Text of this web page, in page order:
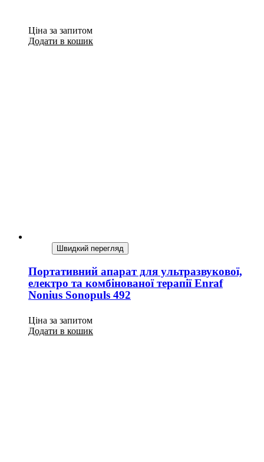
Ціна за запитом
Додати в кошик
Швидкий перегляд
Портативний апарат для ультразвукової,
електро та комбінованої терапії Enraf
Nonius Sonopuls 492
Ціна за запитом
Додати в кошик